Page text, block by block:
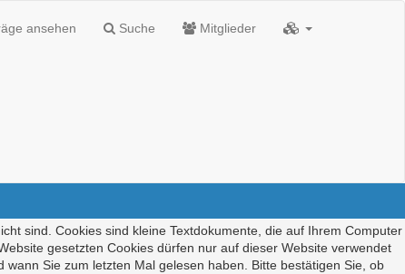
ansehen Suche Mitglieder
sind. Cookies sind kleine Textdokumente, die auf Ihrem Computer
gesetzten Cookies dürfen nur auf dieser Website verwendet
Sie zum letzten Mal gelesen haben. Bitte bestätigen Sie, ob